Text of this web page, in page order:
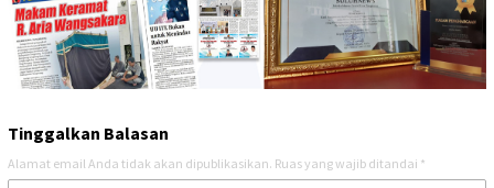
Tinggalkan Balasan
Alamat email Anda tidak akan dipublikasikan. Ruas yang wajib ditandai *